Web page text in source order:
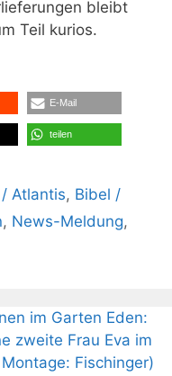
bleibt
Teil kurios.
E-Mail
teilen
Atlantis, Bibel /
, News-Meldung,